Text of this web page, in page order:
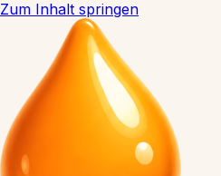
Zum Inhalt springen